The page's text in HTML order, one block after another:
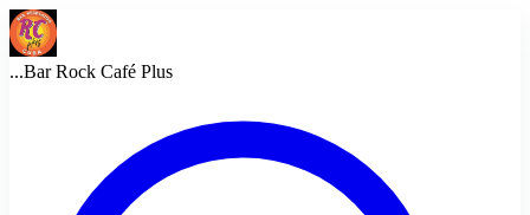
...Bar Rock Café Plus